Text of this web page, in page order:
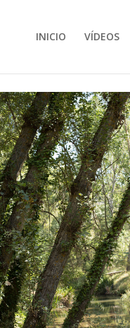
INICIO VÍDEOS